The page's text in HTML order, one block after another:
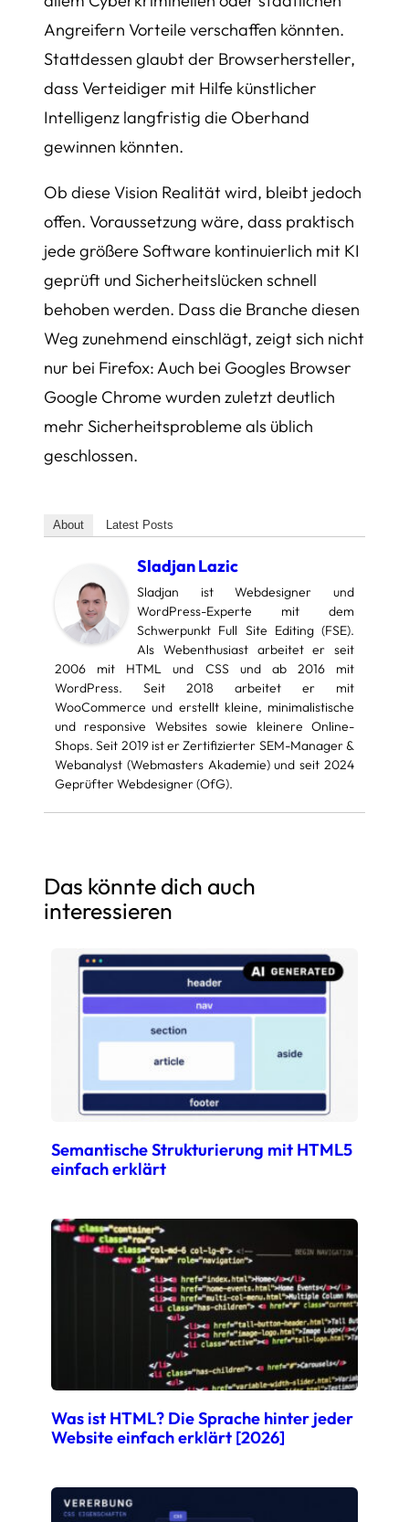
Angreifern Vorteile verschaffen könnten.
Stattdessen glaubt der Browserhersteller,
dass Verteidiger mit Hilfe künstlicher
Intelligenz langfristig die Oberhand
gewinnen könnten.
Ob diese Vision Realität wird, bleibt jedoch
offen. Voraussetzung wäre, dass praktisch
jede größere Software kontinuierlich mit KI
geprüft und Sicherheitslücken schnell
behoben werden. Dass die Branche diesen
Weg zunehmend einschlägt, zeigt sich nicht
nur bei Firefox: Auch bei Googles Browser
Google Chrome wurden zuletzt deutlich
mehr Sicherheitsprobleme als üblich
geschlossen.
About Latest Posts
Sladjan Lazic
Sladjan ist Webdesigner und
WordPress-Experte mit dem
Schwerpunkt Full Site Editing (FSE).
Als Webenthusiast arbeitet er seit
2006 mit HTML und CSS und ab 2016 mit
WordPress. Seit 2018 arbeitet er mit
WooCommerce und erstellt kleine, minimalistische
und responsive Websites sowie kleinere Online-
Shops. Seit 2019 ist er Zertifizierter SEM-Manager &
Webanalyst (Webmasters Akademie) und seit 2024
Geprüfter Webdesigner (OfG).
Das könnte dich auch
interessieren
Semantische Strukturierung mit HTML5
einfach erklärt
Was ist HTML? Die Sprache hinter jeder
Website einfach erklärt [2026]